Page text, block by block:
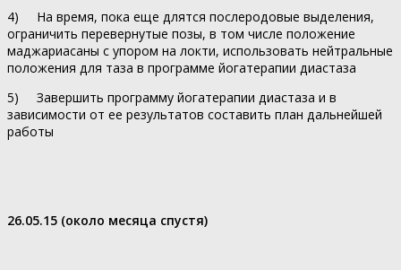
4) На время, пока еще длятся послеродовые выделения,
ограничить перевернутые позы, в том числе положение
маджариасаны с упором на локти, использовать нейтральные
положения для таза в программе йогатерапии диастаза
5) Завершить программу йогатерапии диастаза и в
зависимости от ее результатов составить план дальнейшей
работы
26.05.15 (около месяца спустя)